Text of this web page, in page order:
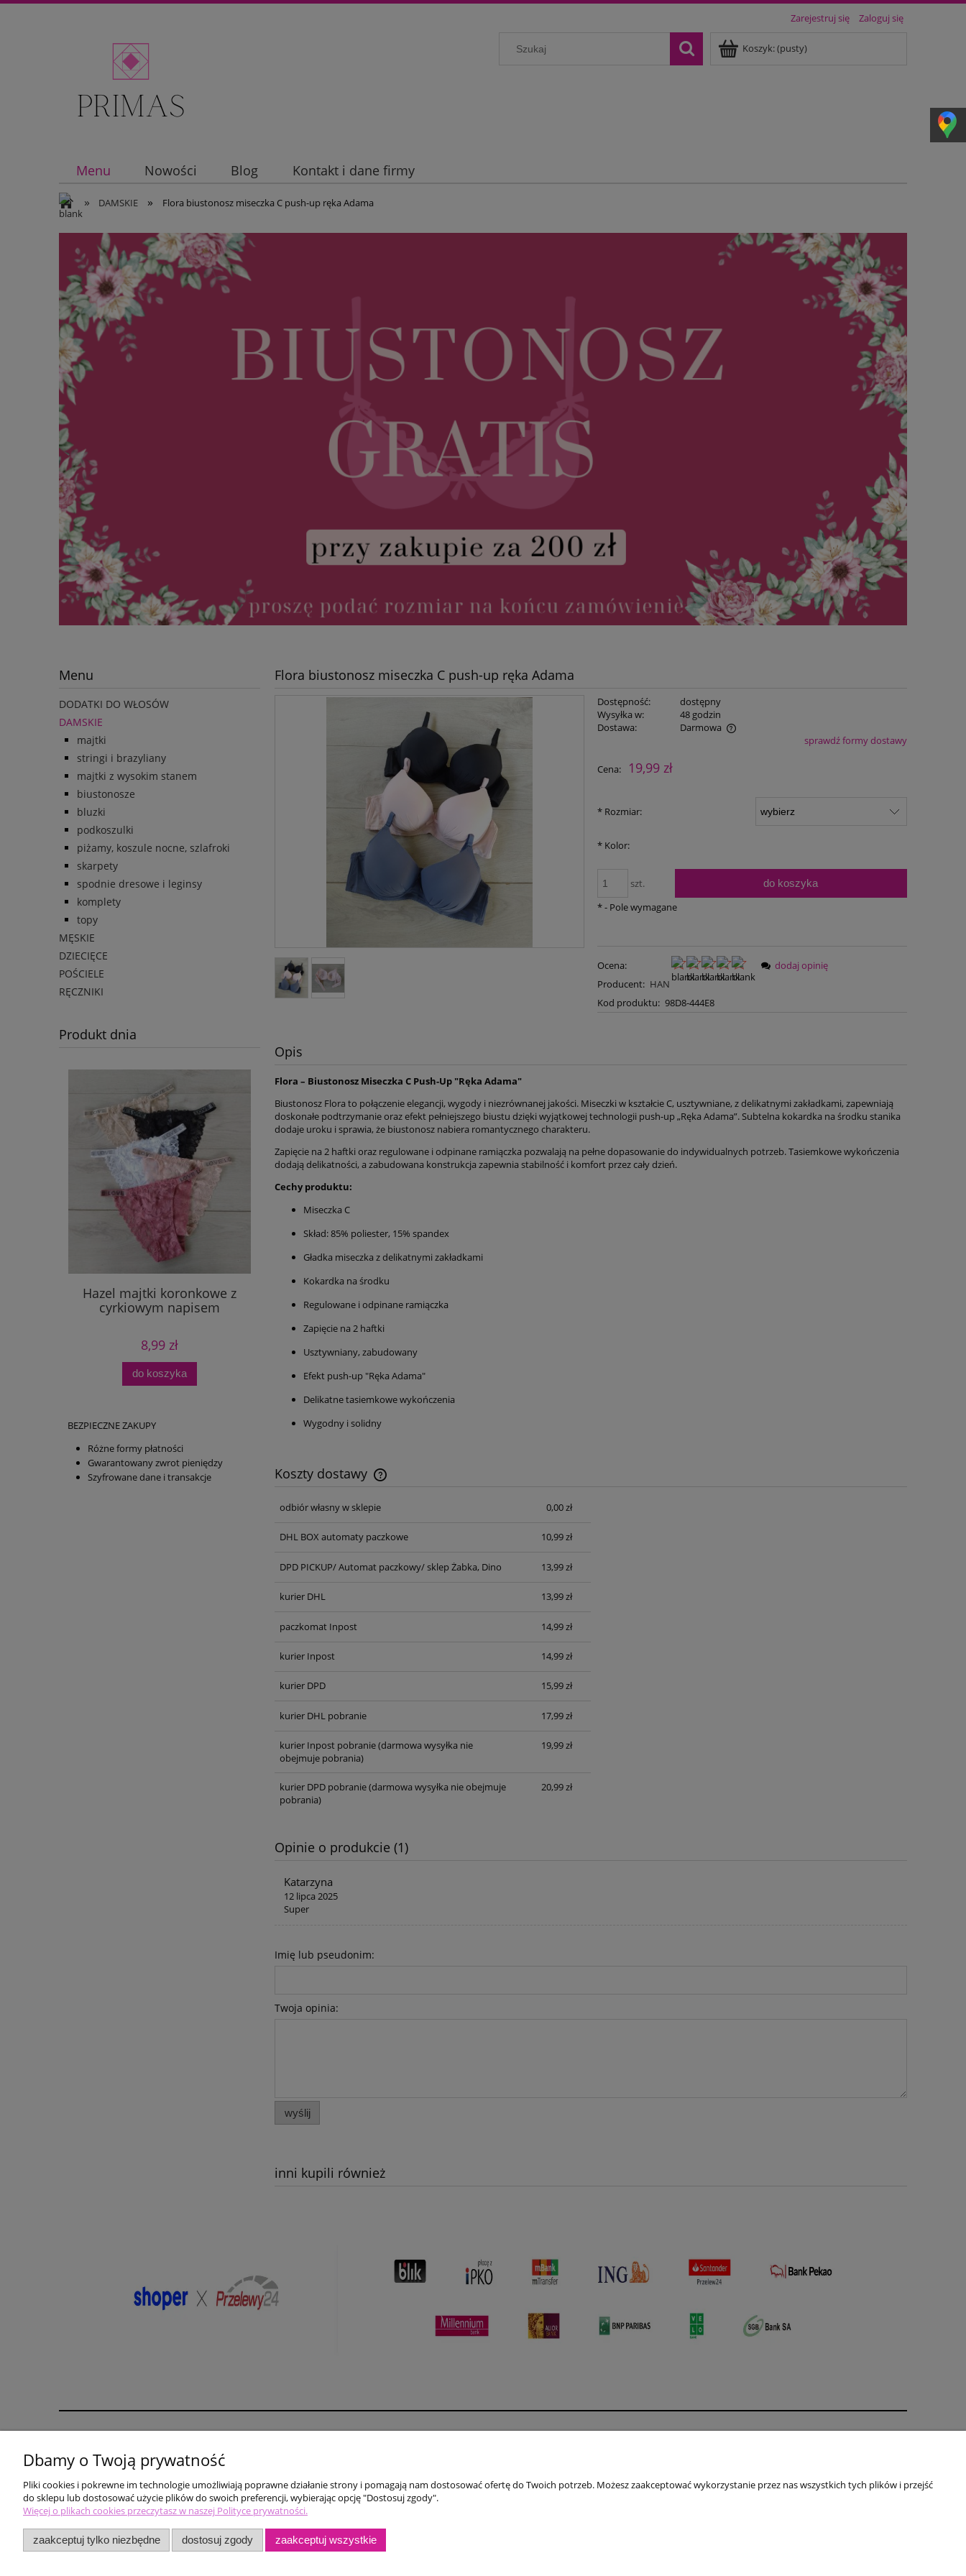
Zarejestruj się Zaloguj się
Koszyk:(pusty)
Menu Nowości Blog Kontakt i dane firmy
» DAMSKIE » Flora biustonosz miseczka C push-up ręka Adama
Menu
DODATKI DO WŁOSÓW
DAMSKIE
majtki
stringi i brazyliany
majtki z wysokim stanem
biustonosze
bluzki
podkoszulki
piżamy, koszule nocne, szlafroki
skarpety
spodnie dresowe i leginsy
komplety
topy
MĘSKIE
DZIECIĘCE
POŚCIELE
RĘCZNIKI
Produkt dnia
Hazel majtki koronkowe z
cyrkiowym napisem
8,99 zł
do koszyka
BEZPIECZNE ZAKUPY
Różne formy płatności
Gwarantowany zwrot pieniędzy
Szyfrowane dane i transakcje
Flora biustonosz miseczka C push-up ręka Adama
Dostępność:
dostępny
Wysyłka w:
48 godzin
Dostawa:
Darmowa
sprawdź formy dostawy
Cena: 19,99 zł
* Rozmiar:
* Kolor:
szt. do koszyka
*- Pole wymagane
Ocena:
Producent: HAN
Kod produktu: 98D8-444E8
dodaj opinię
Opis
Flora – Biustonosz Miseczka C Push-Up "Ręka Adama"
Biustonosz Flora to połączenie elegancji, wygody i niezrównanej jakości. Miseczki w kształcie C, usztywniane, z delikatnymi zakładkami, zapewniają
doskonałe podtrzymanie oraz efekt pełniejszego biustu dzięki wyjątkowej technologii push-up „Ręka Adama”. Subtelna kokardka na środku stanika
dodaje uroku i sprawia, że biustonosz nabiera romantycznego charakteru.
Zapięcie na 2 haftki oraz regulowane i odpinane ramiączka pozwalają na pełne dopasowanie do indywidualnych potrzeb. Tasiemkowe wykończenia
dodają delikatności, a zabudowana konstrukcja zapewnia stabilność i komfort przez cały dzień.
Cechy produktu:
Miseczka C
Skład: 85% poliester, 15% spandex
Gładka miseczka z delikatnymi zakładkami
Kokardka na środku
Regulowane i odpinane ramiączka
Zapięcie na 2 haftki
Usztywniany, zabudowany
Efekt push-up "Ręka Adama"
Delikatne tasiemkowe wykończenia
Wygodny i solidny
Koszty dostawy
Cena nie zawiera ewentualnych kosztów
odbiór własny w sklepie 0,00 zł
DHL BOX automaty paczkowe 10,99 zł
DPD PICKUP/ Automat paczkowy/ sklep Żabka, Dino 13,99 zł
kurier DHL 13,99 zł
paczkomat Inpost 14,99 zł
kurier Inpost 14,99 zł
kurier DPD 15,99 zł
kurier DHL pobranie 17,99 zł
kurier Inpost pobranie(darmowa wysyłka nie
obejmuje pobrania)
19,99 zł
kurier DPD pobranie(darmowa wysyłka nie obejmuje
pobrania)
20,99 zł
Opinie o produkcie (1)
Katarzyna
12 lipca 2025
Super
Imię lub pseudonim:
Twoja opinia:
wyślij
inni kupili również
karta rabatowa
biustonosz gratis
Zwroty i reklamacje
Ustawienia konta
Czas i koszty dostawy
Czas realizacji zamówienia
Jak kupować?
Primas
Dbamy o Twoją prywatność
Pliki cookies i pokrewne im technologie umożliwiają poprawne działanie strony i pomagają nam dostosować ofertę do Twoich potrzeb. Możesz zaakceptować wykorzystanie przez nas wszystkich tych plików i przejść
do sklepu lub dostosować użycie plików do swoich preferencji, wybierając opcję "Dostosuj zgody".
Więcej o plikach cookies przeczytasz w naszej Polityce prywatności.
zaakceptuj tylko niezbędne dostosuj zgody zaakceptuj wszystkie